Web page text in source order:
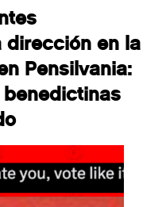
dirección en la
Pensilvania: